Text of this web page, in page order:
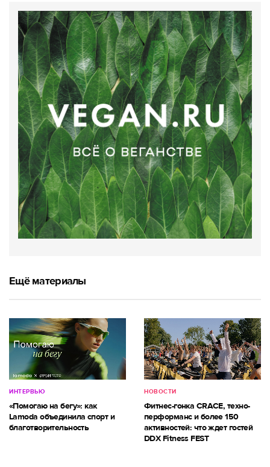
Ещё материалы
ИНТЕРВЬЮ
«Помогаю на бегу»: как
Lamoda объединила спорт и
благотворительность
НОВОСТИ
Фитнес-гонка CRACE, техно-
перформанс и более 150
активностей: что ждет гостей
DDX Fitness FEST